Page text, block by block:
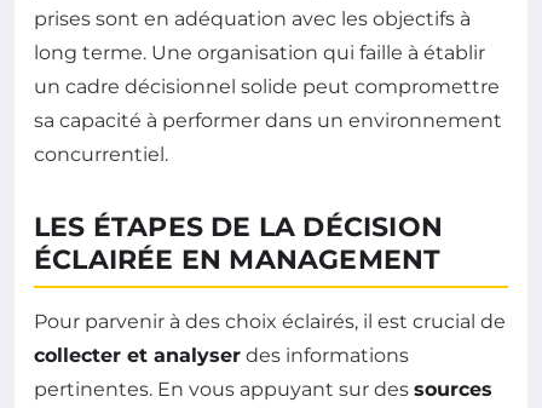
prises sont en adéquation avec les objectifs à
long terme. Une organisation qui faille à établir
un cadre décisionnel solide peut compromettre
sa capacité à performer dans un environnement
concurrentiel.
LES ÉTAPES DE LA DÉCISION
ÉCLAIRÉE EN MANAGEMENT
Pour parvenir à des choix éclairés, il est crucial de
collecter et analyser des informations
pertinentes. En vous appuyant sur des sources